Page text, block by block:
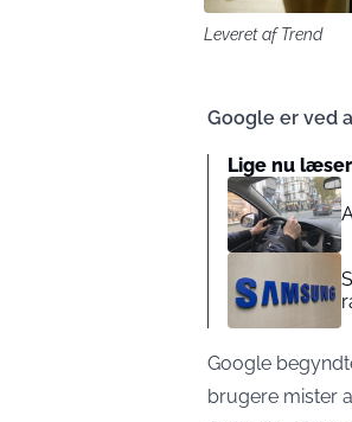
Leveret af Trend
Google er ved
Lige nu
Google
brugere mister